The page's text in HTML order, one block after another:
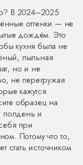
В 2024–2025
оттенки — не
дождём. Это
кухня была не
пыльная
но и не
не перегружая
кажутся
образец на
полдень и
при
Потому что то,
стать источником